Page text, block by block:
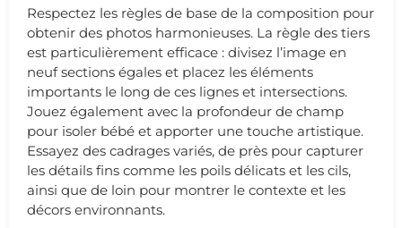
Respectez les règles de base de la composition pour
obtenir des photos harmonieuses. La règle des tiers
est particulièrement efficace : divisez l’image en
neuf sections égales et placez les éléments
importants le long de ces lignes et intersections.
Jouez également avec la profondeur de champ
pour isoler bébé et apporter une touche artistique.
Essayez des cadrages variés, de près pour capturer
les détails fins comme les poils délicats et les cils,
ainsi que de loin pour montrer le contexte et les
décors environnants.